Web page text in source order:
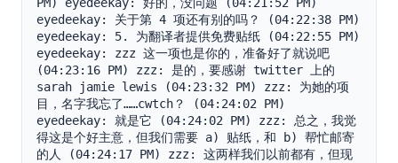
eyedeekay: 关于第 4 项还有别的吗？ (04:22:38 PM)
eyedeekay: 5. 为翻译者提供免费贴纸 (04:22:55 PM)
eyedeekay: zzz 这一项也是你的，准备好了就说吧
(04:23:16 PM) zzz: 是的，要感谢 twitter 上的
sarah jamie lewis (04:23:32 PM) zzz: 为她的项
目，名字我忘了……cwtch？ (04:24:02 PM)
eyedeekay: 就是它 (04:24:02 PM) zzz: 总之，我觉
得这是个好主意，但我们需要 a) 贴纸，和 b) 帮忙邮寄
的人 (04:24:17 PM) zzz: 这两样我们以前都有，但现